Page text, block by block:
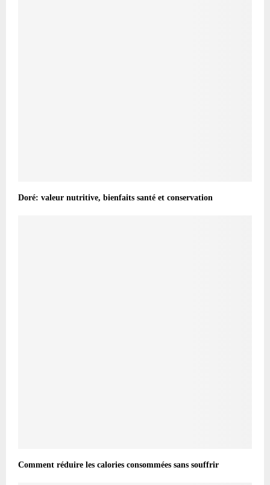
Doré: valeur nutritive, bienfaits santé et conservation
Comment réduire les calories consommées sans souffrir